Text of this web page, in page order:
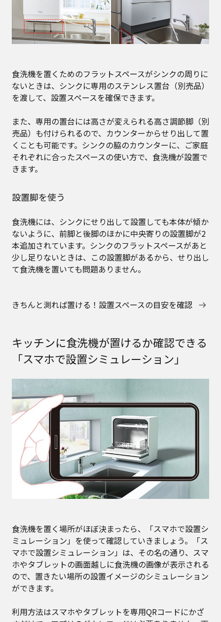
食洗機を置くためのフラットスペースがシンクの周りに
ないときは、シンクに専用のステンレス置台（別売品）
を渡して、設置スペースを確保できます。
また、専用の置台には高さが変えられる高さ調節脚（別
売品）も付けられるので、カウンターからせり出して置
くことも可能です。シンクの脇のカウンターに、ご家庭
それぞれに合ったスペースの使い方で、食洗機が設置で
きます。
設置脚を使う
食洗機には、シンクにせり出して設置しても本体が傾か
ないように、前脚と後脚のほかに中央寄りの設置脚が2
本追加されています。シンクのフラットスペースがあと
少し足りないときは、この設置脚があるから、せり出し
て食洗機を置いても問題ありません。
きちんと測れば置ける！設置スペースの目安を確認
キッチンに食洗機が置けるか確認できる
「スマホで設置シミュレーション」
食洗機を置く場所がほぼ決まったら、「スマホで設置シ
ミュレーション」を使って確認していきましょう。「ス
マホで設置シミュレーション」は、その名の通り、スマ
ホやタブレットの画面越しに食洗機の画像が表示される
ので、置きたい場所の設置イメージのシミュレーション
ができます。
利用方法はスマホやタブレットを専用QRコードにかざ